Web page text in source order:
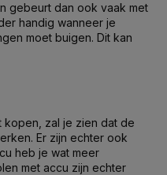
gebeurt dan ook vaak met
handig wanneer je
moet buigen. Dit kan
zal je zien dat de
Er zijn echter ook
heb je wat meer
met accu zijn echter